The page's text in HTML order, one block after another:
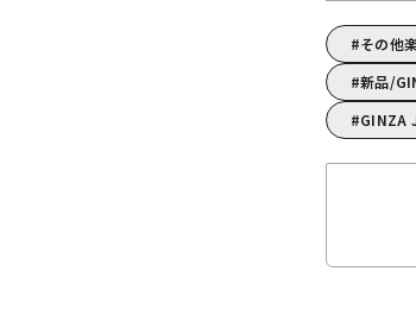
その他
新品/
GINZA